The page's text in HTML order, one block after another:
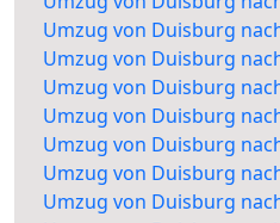
Umzug von Duisburg
Umzug von Duisburg
Umzug von Duisburg
Umzug von Duisburg
Umzug von Duisburg
Umzug von Duisburg
Umzug von Duisburg